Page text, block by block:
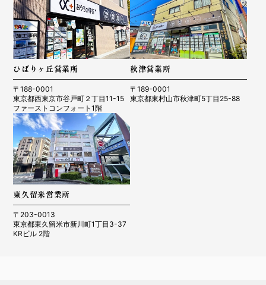
ひばりヶ丘営業所
〒188-0001
東京都西東京市谷戸町２丁目11-15
ファーストコンフォート1階
秋津営業所
〒189-0001
東京都東村山市秋津町5丁目25-88
東久留米営業所
〒203-0013
東京都東久留米市新川町1丁目3-37
KRビル 2階